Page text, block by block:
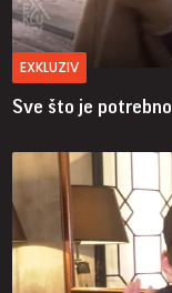
EXKLUZIV
Sve što je